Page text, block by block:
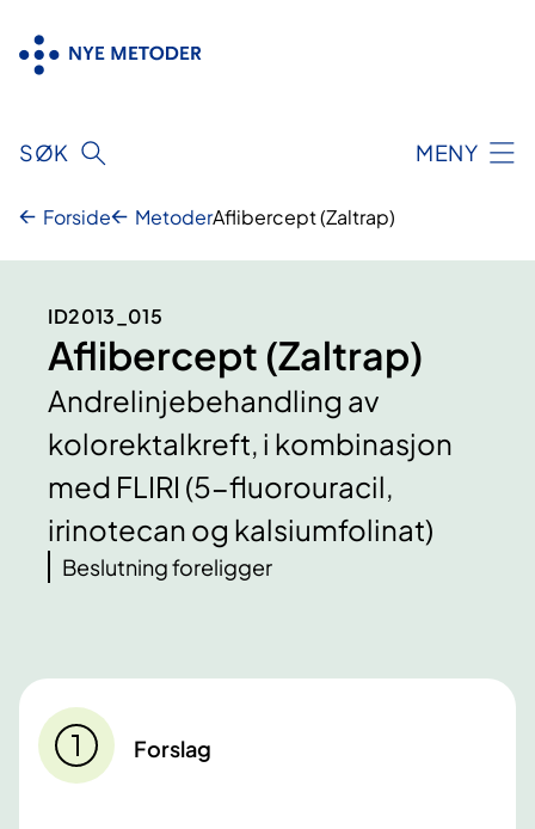
innhold
SØK MENY
Forside MetoderAflibercept (Zaltrap)
ID2013_015
Aflibercept (Zaltrap)
Andrelinjebehandling av
kolorektalkreft, i kombinasjon
med FLIRI (5-fluorouracil,
irinotecan og kalsiumfolinat)
Beslutning foreligger
Forslag